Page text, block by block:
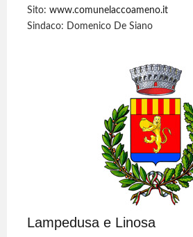
Sito:www.comunelaccoameno.it
Sindaco: Domenico De Siano
Lampedusa e Linosa